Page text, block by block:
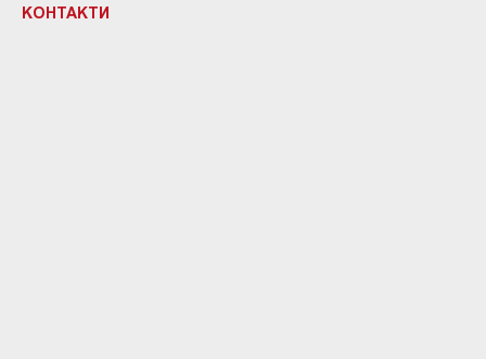
КОНТАКТИ